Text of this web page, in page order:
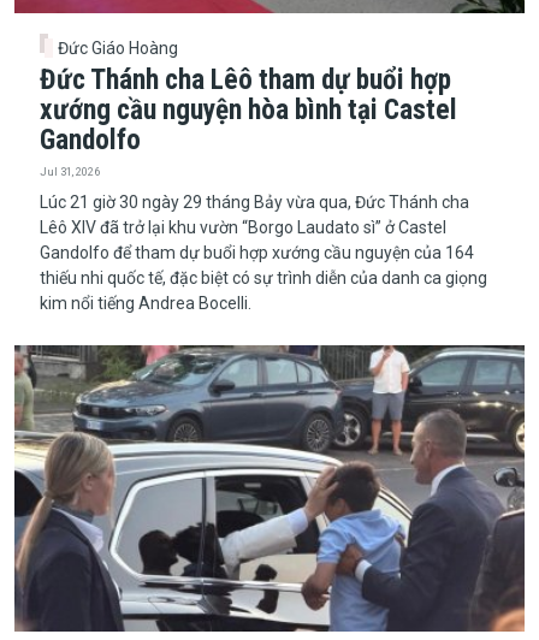
Đức Giáo Hoàng
Đức Thánh cha Lêô tham dự buổi hợp
xướng cầu nguyện hòa bình tại Castel
Gandolfo
Jul 31, 2026
Lúc 21 giờ 30 ngày 29 tháng Bảy vừa qua, Đức Thánh cha
Lêô XIV đã trở lại khu vườn “Borgo Laudato sì” ở Castel
Gandolfo để tham dự buổi hợp xướng cầu nguyện của 164
thiếu nhi quốc tế, đặc biệt có sự trình diễn của danh ca giọng
kim nổi tiếng Andrea Bocelli.